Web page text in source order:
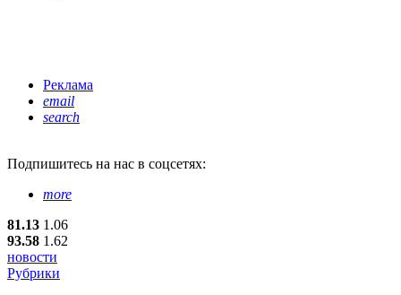
Реклама
email
search
Подпишитесь на нас в соцсетях:
more
81.13 1.06
93.58 1.62
новости
Рубрики